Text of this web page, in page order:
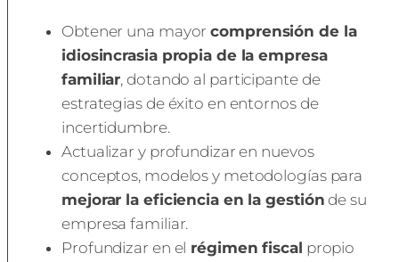
Obtener una mayorcomprensión de la
idiosincrasia propia de la empresa
familiar, dotando al participante de
estrategias de éxito en entornos de
incertidumbre.
Actualizar y profundizar en nuevos
conceptos, modelos y metodologías para
mejorar la eficiencia en la gestión de su
empresa familiar.
Profundizar en el régimen fiscal propio